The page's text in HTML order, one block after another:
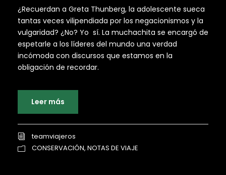
¿Recuerdan a Greta Thunberg, la adolescente sueca
tantas veces vilipendiada por los negacionismos y la
vulgaridad? ¿No? Yo sí. La muchachita se encargó de
espetarle a los líderes del mundo una verdad
incómoda con discursos que estamos en la
obligación de recordar.
Leer más
teamviajeros
CONSERVACIÓN, NOTAS DE VIAJE